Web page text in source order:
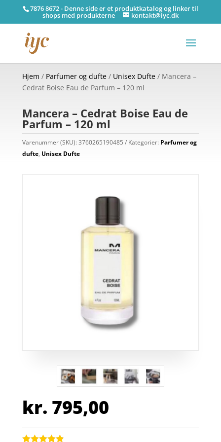
7876 8672 - Denne side er et produktkatalog og linker til
shops med produkterne kontakt@iyc.dk
Hjem / Parfumer og dufte/ Unisex Dufte/ Mancera –
Cedrat Boise Eau de Parfum – 120 ml
Mancera – Cedrat Boise Eau de
Parfum – 120 ml
Varenummer (SKU):3760265190485 Kategorier: Parfumer og
dufte, Unisex Dufte
kr. 795,00